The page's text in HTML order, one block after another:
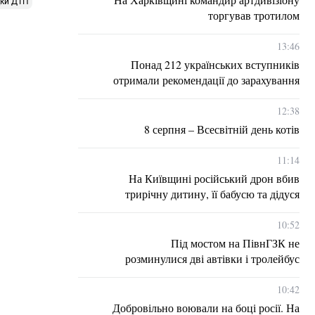
торгував тротилом
13:46
Понад 212 українських вступників
отримали рекомендації до зарахування
12:38
8 серпня – Всесвітній день котів
11:14
На Київщині російський дрон вбив
трирічну дитину, її бабусю та дідуся
10:52
Під мостом на ПівнГЗК не
розминулися дві автівки і тролейбус
10:42
Добровільно воювали на боці росії. На